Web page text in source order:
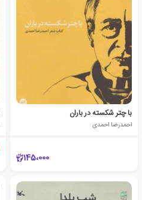
با چتر شکسته در باران
احمدرضا احمدی
145،000